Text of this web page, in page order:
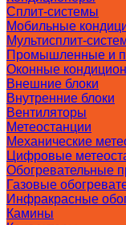
Сплит-системы
Мобильные
Мультисплит-
Промышленные и
Оконные
Внешние блоки
Внутренние блоки
Вентиляторы
Метеостанции
Механические
Цифровые
Обогревательные
Газовые
Инфракрасные
Камины